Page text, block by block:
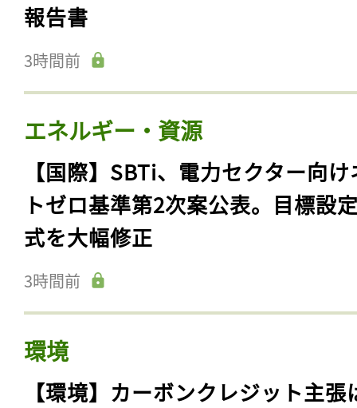
報告書
3時間前
エネルギー・資源
【国際】SBTi、電力セクター向
トゼロ基準第2次案公表。目標設
式を大幅修正
3時間前
環境
【環境】カーボンクレジット主張